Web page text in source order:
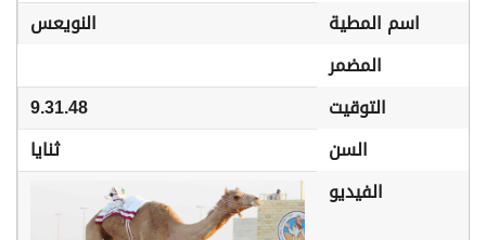
اسم المطية
النويعس
المضمر
التوقيت
9.31.48
السن
ثنايا
الفيديو